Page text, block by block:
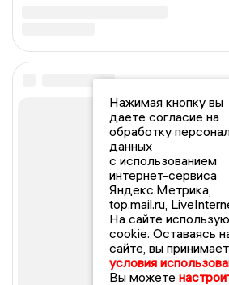
Нажимая кнопку вы
даете согласие на
обработку
данных
с использованием
интернет-сервиса
Яндекс.Метрика,
top.mail.ru,
На сайте
cookie. Оставаясь
сайте, вы
условия
Вы можете